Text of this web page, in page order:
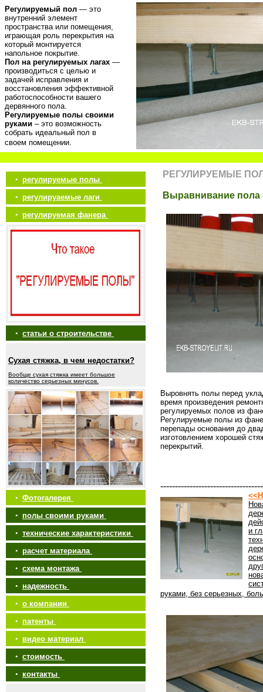
Регулируемый пол — это
внутренний элемент
пространства или помещения,
играющая роль перекрытия на
который монтируется
напольное покрытие.
Пол на регулируемых лагах —
производиться с целью и
задачей исправления и
восстановления эффективной
работоспособности вашего
дервянного пола.
Регулируемые полы своими
руками – это возможность
собрать идеальный пол в
своем помещении.
• регулируемые полы
• регулируаемые лаги
• регулируемая фанера
• статьи о строительстве
Сухая стяжка, в чем недостатки?
Вообще сухая стяжка имеет большое
количество серьезных минусов.
• Фотогалерея
• полы своими руками
• технические характеристики
• расчет материала
• схема монтажа
• надежность
• о компании
• патенты
• видео материал
• стоимость
• контакты
РЕГУЛИРУЕМЫЕ
Выравнивание
Выровнять полы перед
время произведения
регулируемых полов из
Регулируемые полы из
перепады основания до
изготовлением хорошей
перекрытий.
и
руками, без серьезных,